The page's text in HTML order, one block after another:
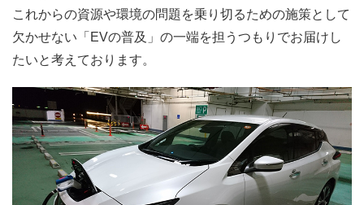
これからの資源や環境の問題を乗り切るための施策として
欠かせない「EVの普及」の一端を担うつもりでお届けし
たいと考えております。